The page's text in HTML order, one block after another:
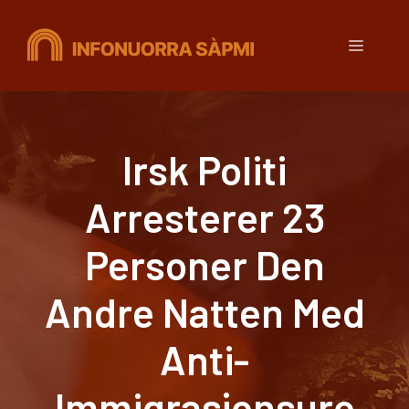
Meny
Irsk Politi
Arresterer 23
Personer Den
Andre Natten Med
Anti-